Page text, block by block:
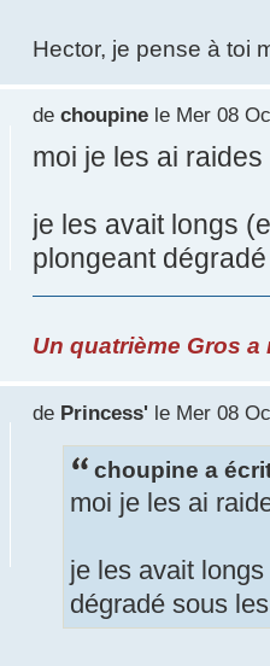
Hector, je pense à toi
de choupinele Mer 08
moi je les ai
je les avait longs
plongeant
Un quatrième Gros
de Princess'le Mer 08
choupine a
moi je les ai
je les avait
dégradé sous